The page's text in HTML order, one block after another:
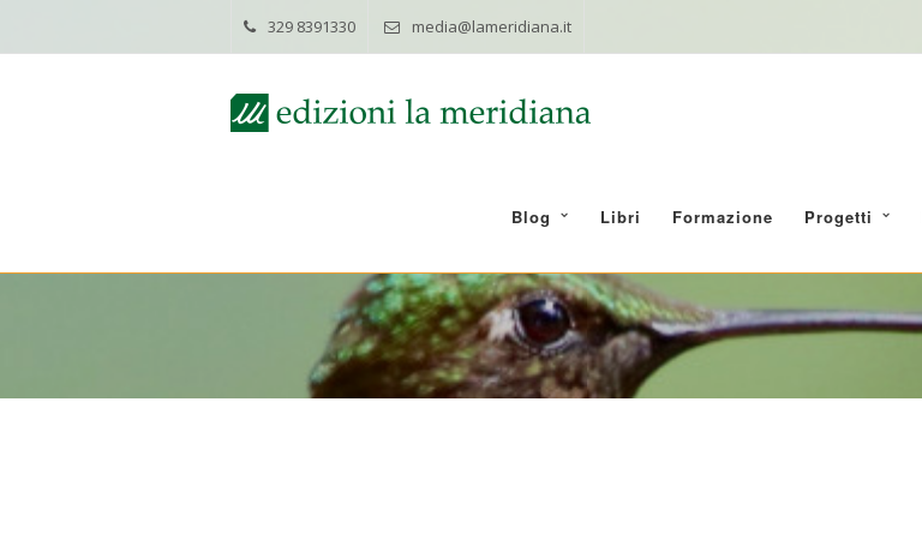
329 8391330 media@lameridiana.it
Blog Libri Formazione Progetti